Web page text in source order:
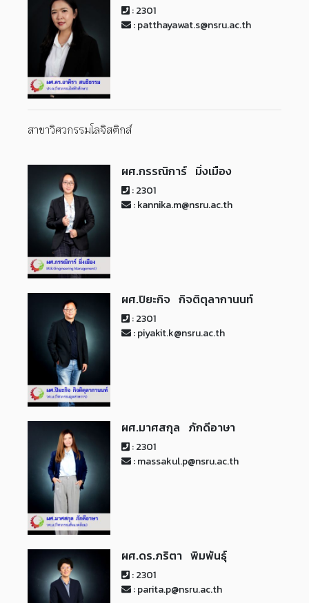
: 2301
: patthayawat.s@nsru.ac.th
สาขาวิศวกรรมโลจิสติกส์
ผศ.กรรณิการ์ มิ่งเมือง
: 2301
: kannika.m@nsru.ac.th
ผศ.ปิยะกิจ กิจติตุลากานนท์
: 2301
: piyakit.k@nsru.ac.th
ผศ.มาศสกุล ภักดีอาษา
: 2301
: massakul.p@nsru.ac.th
ผศ.ดร.ภริตา พิมพันธุ์
: 2301
: parita.p@nsru.ac.th